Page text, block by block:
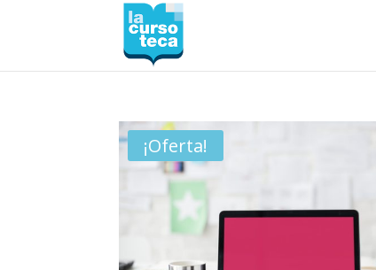
¡Oferta!